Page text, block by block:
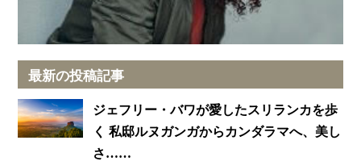
最新の投稿記事
ジェフリー・バワが愛したスリランカを歩
く 私邸ルヌガンガからカンダラマへ、美し
さ……